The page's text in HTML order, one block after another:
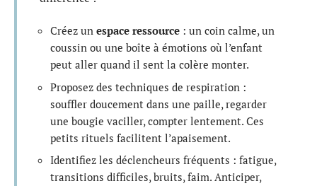
Créez un espace ressource : un coin calme, un
coussin ou une boîte à émotions où l’enfant
peut aller quand il sent la colère monter.
Proposez des techniques de respiration :
souffler doucement dans une paille, regarder
une bougie vaciller, compter lentement. Ces
petits rituels facilitent l’apaisement.
Identifiez les déclencheurs fréquents : fatigue,
transitions difficiles, bruits, faim. Anticiper,